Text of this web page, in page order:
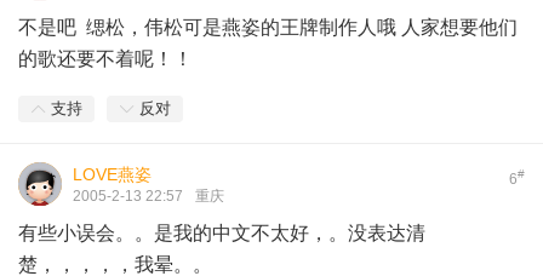
不是吧 缌松，伟松可是燕姿的王牌制作人哦 人家想要他们
的歌还要不着呢！！
支持 反对
6#
LOVE燕姿
2005-2-13 22:57 重庆
有些小误会。。是我的中文不太好，。没表达清
楚，，，，，我晕。。